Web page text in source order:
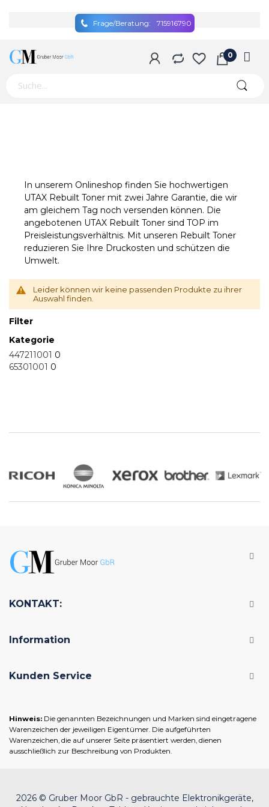
Frage/Beratung: 715916790
In unserem Onlineshop finden Sie hochwertigen
UTAX Rebuilt Toner mit zwei Jahre Garantie, die wir
am gleichem Tag noch versenden können. Die
angebotenen UTAX Rebuilt Toner sind TOP im
Preisleistungsverhältnis. Mit unseren Rebuilt Toner
reduzieren Sie Ihre Druckosten und schützen die
Umwelt.
Leider können wir keine passenden Produkte zu ihrer
Auswahl finden.
Filter
Kategorie
447211001 0
65301001 0
KONTAKT:
Information
Kunden Service
Hinweis: Die genannten Bezeichnungen und Marken sind eingetragene
Warenzeichen der jeweiligen Eigentümer. Die aufgeführten
Warenzeichen, die auf unserer Seite präsentiert werden, dienen
ausschließlich zur Beschreibung von Produkten.
2026 © Gruber Moor GbR - gebrauchte Elektronikgeräte,